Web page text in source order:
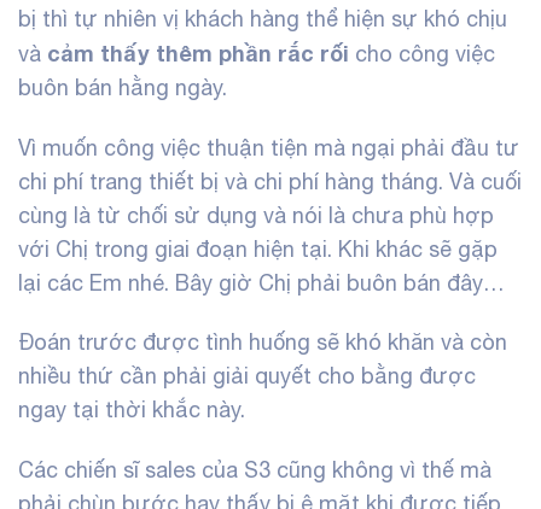
bị thì tự nhiên vị khách hàng thể hiện sự khó chịu
và cảm thấy thêm phần rắc rối cho công việc
buôn bán hằng ngày.
Vì muốn công việc thuận tiện mà ngại phải đầu tư
chi phí trang thiết bị và chi phí hàng tháng. Và cuối
cùng là từ chối sử dụng và nói là chưa phù hợp
với Chị trong giai đoạn hiện tại. Khi khác sẽ gặp
lại các Em nhé. Bây giờ Chị phải buôn bán đây…
Đoán trước được tình huống sẽ khó khăn và còn
nhiều thứ cần phải giải quyết cho bằng được
ngay tại thời khắc này.
Các chiến sĩ sales của S3 cũng không vì thế mà
phải chùn bước hay thấy bị ê mặt khi được tiếp